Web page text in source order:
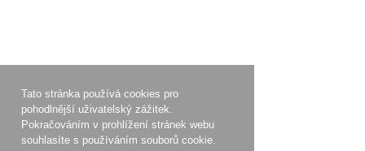
Tato stránka používá cookies pro
pohodlnější uživatelský zážitek.
Pokračováním v prohlížení stránek webu
souhlasíte s používáním souborů cookie.